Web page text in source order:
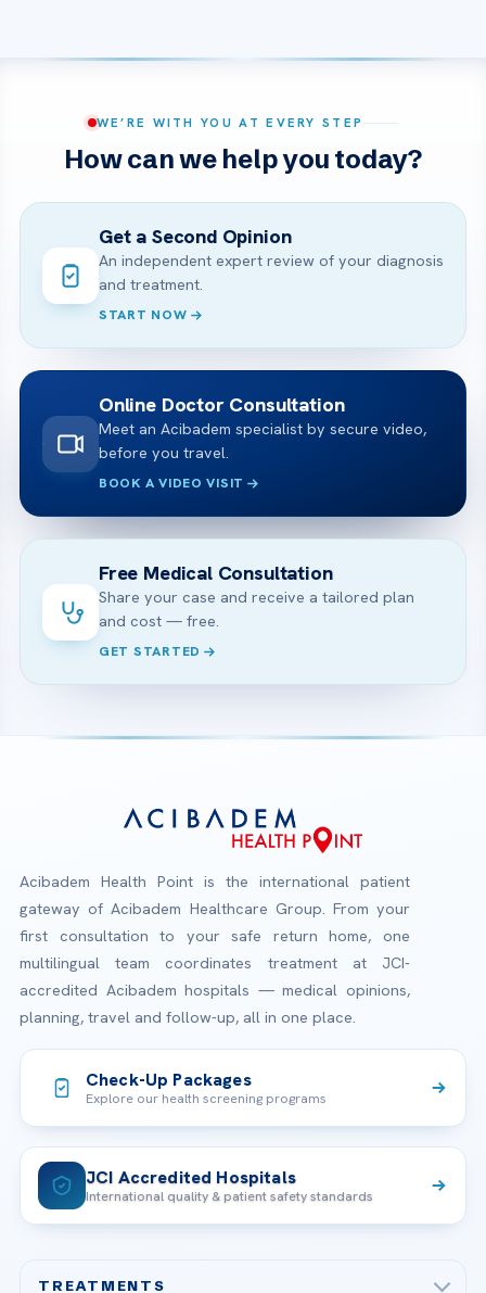
WE’RE WITH YOU AT EVERY STEP
How can we help you today?
Get a Second Opinion
An independent expert review of your diagnosis
and treatment.
START NOW
Online Doctor Consultation
Meet an Acibadem specialist by secure video,
before you travel.
BOOK A VIDEO VISIT
Free Medical Consultation
Share your case and receive a tailored plan
and cost — free.
GET STARTED
Acibadem Health Point is the international patient
gateway of Acibadem Healthcare Group. From your
first consultation to your safe return home, one
multilingual team coordinates treatment at JCI-
accredited Acibadem hospitals — medical opinions,
planning, travel and follow-up, all in one place.
Check-Up Packages
Explore our health screening programs
JCI Accredited Hospitals
International quality & patient safety standards
TREATMENTS